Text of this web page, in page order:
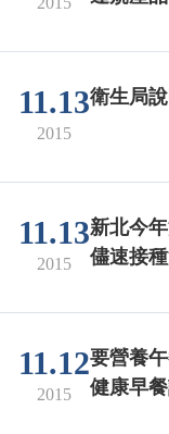
11.13
2015
衛生局
11.13
2015
新北今
儘速接
11.12
2015
要營養
健康早